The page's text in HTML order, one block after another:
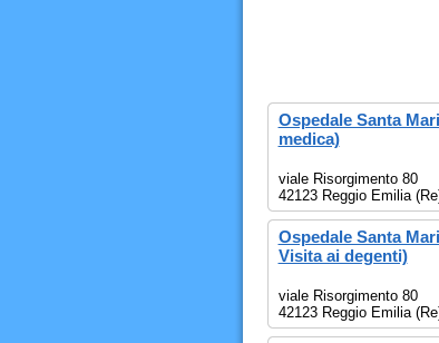
Ospedale Santa
medica)
viale Risorgimento 80
42123 Reggio Emilia
Ospedale Santa
Visita ai degenti)
viale Risorgimento 80
42123 Reggio Emilia